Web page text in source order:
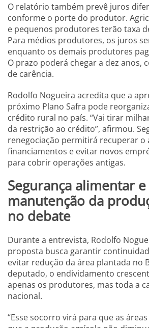
O relatório também prevê juros
conforme o porte do produtor.
e pequenos produtores terão taxa
Para médios produtores, os juros
enquanto os demais produtores
O prazo poderá chegar a dez anos,
de carência.
Rodolfo Nogueira acredita que a
próximo Plano Safra pode
crédito rural no país. “Vai tirar
da restrição ao crédito”, afirmou.
renegociação permitirá recuperar o
financiamentos e evitar novos
para cobrir operações antigas.
Segurança alimentar e
manutenção da
no debate
Durante a entrevista, Rodolfo
proposta busca garantir
evitar redução da área plantada no
deputado, o endividamento
apenas os produtores, mas toda a
nacional.
“Esse socorro virá para que as